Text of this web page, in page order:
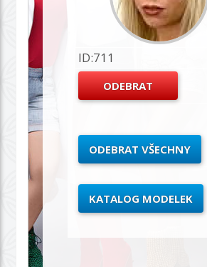
ID:711
ODEBRAT VŠECHNY
KATALOG MODELEK